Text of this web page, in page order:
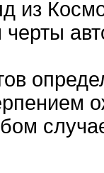
из
черты